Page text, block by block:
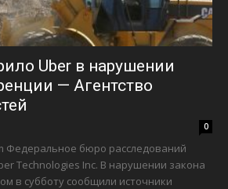
Uber в нарушении
— Агентство
0
Федеральное бюро расследований
Technologies Inc. В нарушении закона
в субботу сообщили источники